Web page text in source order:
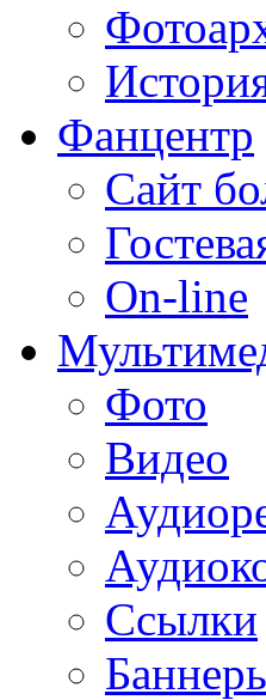
Фанцентр
Сайт
On-line
Фото
Видео
Ссылки